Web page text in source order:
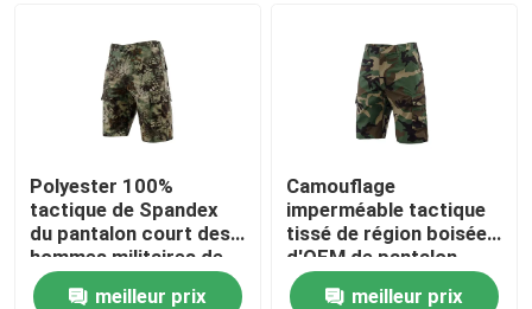
Polyester 100%
tactique de Spandex
du pantalon court des
hommes militaires de
Ripstop
meilleur prix
Camouflage
imperméable tactique
tissé de région boisée
d'OEM de pantalon
court de militaires
meilleur prix